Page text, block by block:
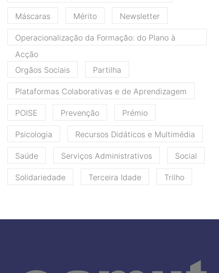
Máscaras Mérito Newsletter
Operacionalização da Formação: do Plano à
Acção
Orgãos Sociais
Partilha
Plataformas Colaborativas e de Aprendizagem
POISE Prevenção Prémio
Psicologia Recursos Didáticos e Multimédia
Saúde Serviços Administrativos Social
Solidariedade Terceira Idade Trilho